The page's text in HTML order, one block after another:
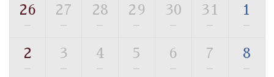
■貸切温泉風呂 （40分無料）
眺望はございませんが、源泉掛け流しの温泉の質を楽し
トな空間をお愉しみください。
26
—
27
—
28
—
29
—
30
—
31
—
1
—
2
—
3
—
4
—
5
—
6
—
7
—
8
—